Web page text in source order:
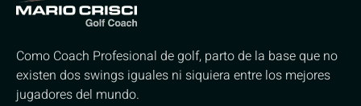
Como Coach Profesional de golf, parto de la base que no
existen dos swings iguales ni siquiera entre los mejores
jugadores del mundo.